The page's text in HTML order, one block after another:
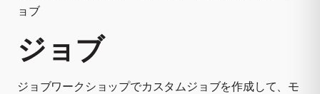
ョブ
ジョブ
ジョブワークショップでカスタムジョブを作成して、モ